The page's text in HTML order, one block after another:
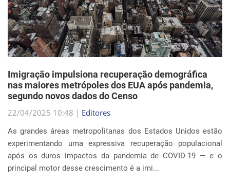
segundo novos dados do Censo
22/04/2025 10:48 |Editores
As grandes áreas metropolitanas dos Estados Unidos estão
experimentando uma expressiva recuperação populacional
principal motor desse crescimento é a imi...
EVENTOS